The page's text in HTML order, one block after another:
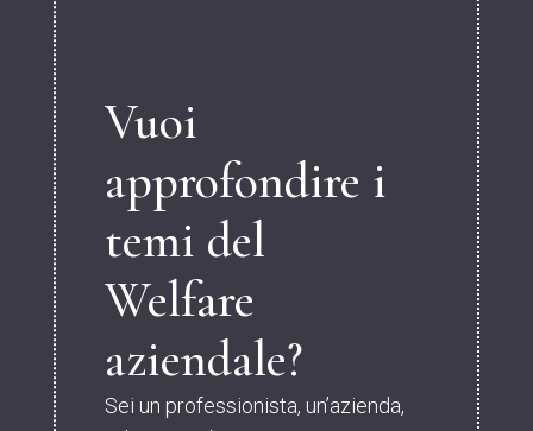
Vuoi
approfondire i
temi del
Welfare
aziendale?
Sei un professionista, un’azienda,